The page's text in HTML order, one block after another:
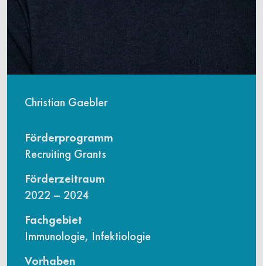
Christian Gaebler
Förderprogramm
Recruiting Grants
Förderzeitraum
2022 – 2024
Fachgebiet
Immunologie, Infektiologie
Vorhaben